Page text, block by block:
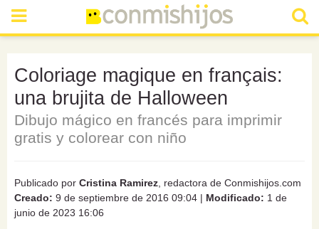
Coloriage magique en français:
una brujita de Halloween
Dibujo mágico en francés para imprimir
gratis y colorear con niño
Publicado por Cristina Ramirez , redactora de Conmishijos.com
Creado: 9 de septiembre de 2016 09:04 | Modificado: 1 de
junio de 2023 16:06